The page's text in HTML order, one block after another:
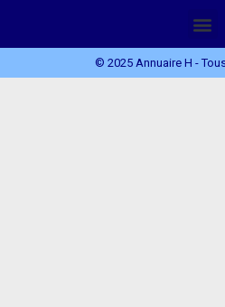
© 2025 Annuaire H -